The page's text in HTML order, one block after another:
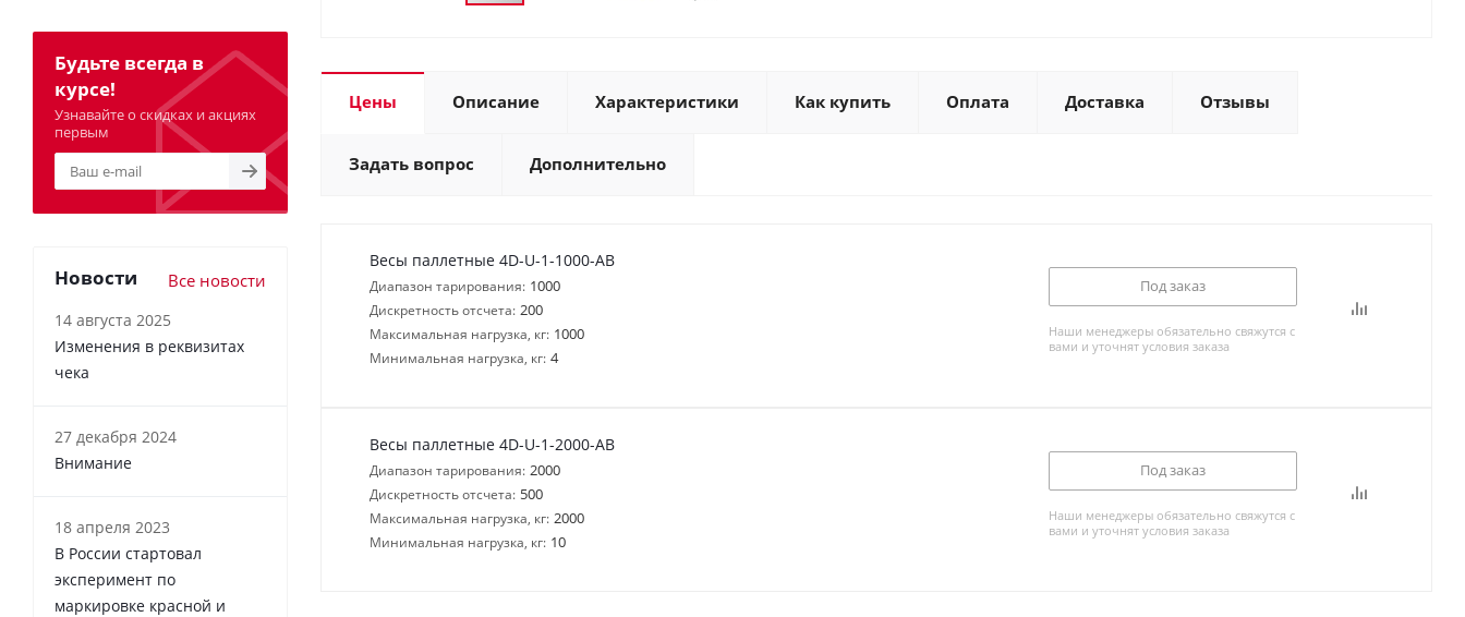
Цены Описание Характеристики Как купить Оплата Доставка Отзывы
Задать вопрос Дополнительно
Весы паллетные 4D-U-1-1000-AB
Диапазон тарирования: 1000
Дискретность отсчета: 200
Максимальная нагрузка, кг: 1000
Минимальная нагрузка, кг: 4
Под заказ
Наши менеджеры обязательно свяжутся с
вами и уточнят условия заказа
Весы паллетные 4D-U-1-2000-AB
Диапазон тарирования: 2000
Дискретность отсчета: 500
Максимальная нагрузка, кг: 2000
Минимальная нагрузка, кг: 10
Под заказ
Наши менеджеры обязательно свяжутся с
вами и уточнят условия заказа
Будьте всегда в
курсе!
Узнавайте о скидках и акциях
первым
Новости Все новости
14 августа 2025
Изменения в реквизитах
чека
27 декабря 2024
Внимание
18 апреля 2023
В России cтартовал
эксперимент по
маркировке красной и